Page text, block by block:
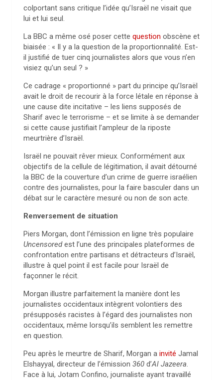
colportant sans critique l’idée qu’Israël ne visait que
lui et lui seul.
La BBC a même osé poser cette question obscène et
biaisée : « Il y a la question de la proportionnalité. Est-
il justifié de tuer cinq journalistes alors que vous n’en
visiez qu’un seul ? »
Ce cadrage « proportionné » part du principe qu’Israël
avait le droit de recourir à la force létale en réponse à
une cause dite incitative – les liens supposés de
Sharif avec le terrorisme – et se limite à se demander
si cette cause justifiait l’ampleur de la riposte
meurtrière d’Israël.
Israël ne pouvait rêver mieux. Conformément aux
objectifs de la cellule de légitimation, il avait détourné
la BBC de la couverture d’un crime de guerre israélien
contre des journalistes, pour la faire basculer dans un
débat sur le caractère mesuré ou non de son acte.
Renversement de situation
Piers Morgan, dont l’émission en ligne très populaire
Uncensoredest l’une des principales plateformes de
confrontation entre partisans et détracteurs d’Israël,
illustre à quel point il est facile pour Israël de
façonner le récit.
Morgan illustre parfaitement la manière dont les
journalistes occidentaux intègrent volontiers des
présupposés racistes à l’égard des journalistes non
occidentaux, même lorsqu’ils semblent les remettre
en question.
Peu après le meurtre de Sharif, Morgan a invité Jamal
Elshayyal, directeur de l’émission 360 d’Al Jazeera.
Face à lui, Jotam Confino, journaliste ayant travaillé